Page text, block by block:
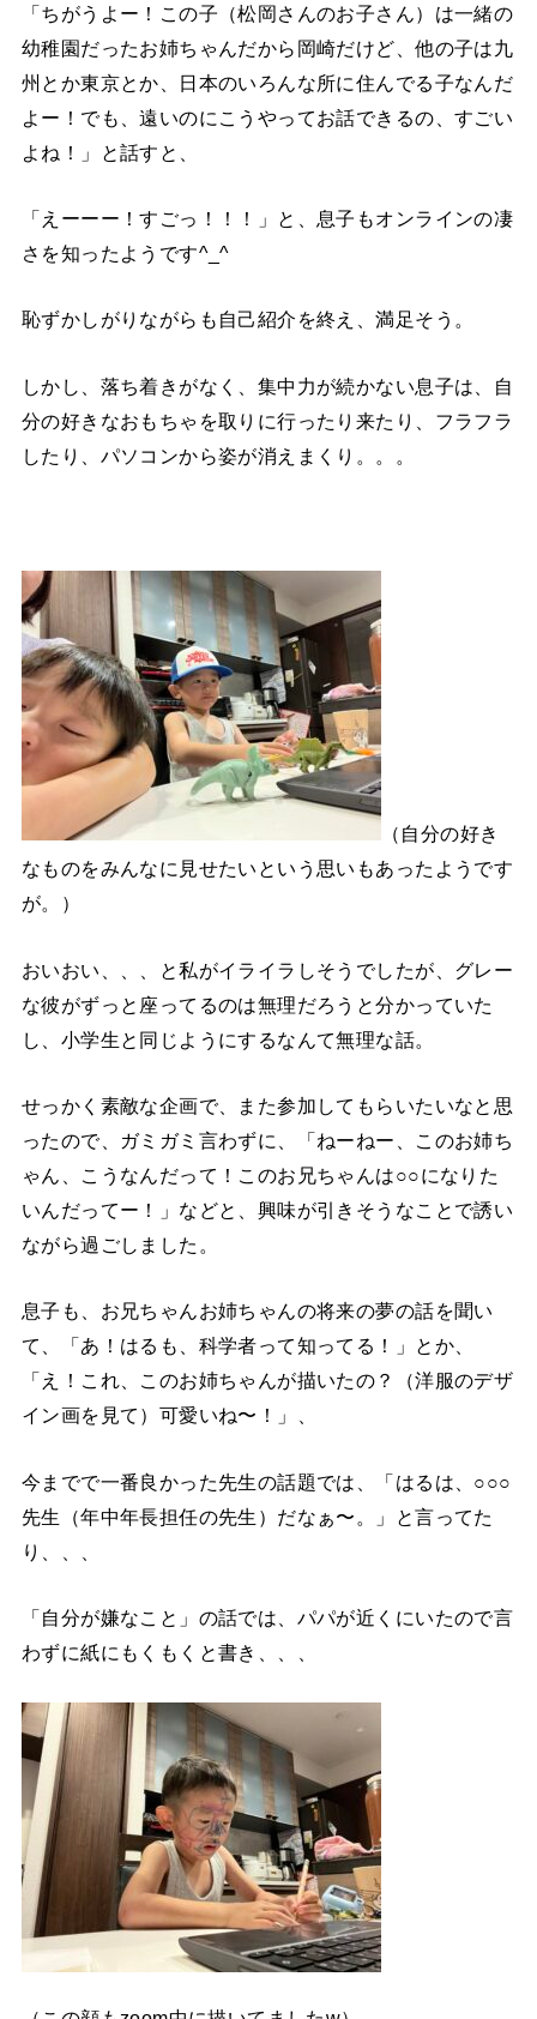
「ちがうよー！この子（松岡さんのお子さん）は一緒の
幼稚園だったお姉ちゃんだから岡崎だけど、他の子は九
州とか東京とか、日本のいろんな所に住んでる子なんだ
よー！でも、遠いのにこうやってお話できるの、すごい
よね！」と話すと、
「えーーー！すごっ！！！」と、息子もオンラインの凄
さを知ったようです^_^
恥ずかしがりながらも自己紹介を終え、満足そう。
しかし、落ち着きがなく、集中力が続かない息子は、自
分の好きなおもちゃを取りに行ったり来たり、フラフラ
したり、パソコンから姿が消えまくり。。。
（自分の好き
なものをみんなに見せたいという思いもあったようです
が。）
おいおい、、、と私がイライラしそうでしたが、グレー
な彼がずっと座ってるのは無理だろうと分かっていた
し、小学生と同じようにするなんて無理な話。
せっかく素敵な企画で、また参加してもらいたいなと思
ったので、ガミガミ言わずに、「ねーねー、このお姉ち
ゃん、こうなんだって！このお兄ちゃんは○○になりた
いんだってー！」などと、興味が引きそうなことで誘い
ながら過ごしました。
息子も、お兄ちゃんお姉ちゃんの将来の夢の話を聞い
て、「あ！はるも、科学者って知ってる！」とか、
「え！これ、このお姉ちゃんが描いたの？（洋服のデザ
イン画を見て）可愛いね〜！」、
今までで一番良かった先生の話題では、「はるは、○○○
先生（年中年長担任の先生）だなぁ〜。」と言ってた
り、、、
「自分が嫌なこと」の話では、パパが近くにいたので言
わずに紙にもくもくと書き、、、